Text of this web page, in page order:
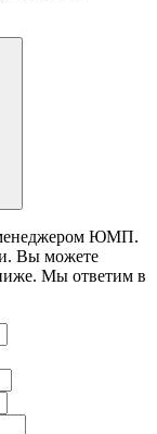
менеджером ЮМП.
Вы можете
Mы ответим в